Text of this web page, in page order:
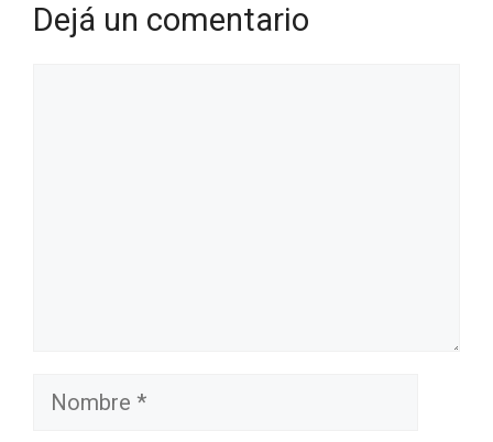
Dejá un comentario
Nombre